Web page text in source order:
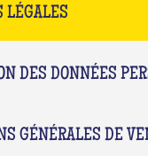
LÉGALES
DES DONNÉES
GÉNÉRALES DE